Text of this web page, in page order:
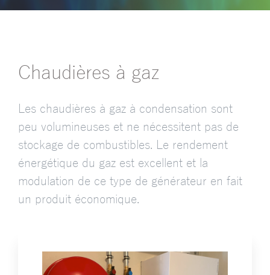
Chaudières à gaz
Les chaudières à gaz à condensation sont
peu volumineuses et ne nécessitent pas de
stockage de combustibles. Le rendement
énergétique du gaz est excellent et la
modulation de ce type de générateur en fait
un produit économique.